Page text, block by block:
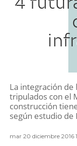
La integración de
tripulados con el
construcción
según estudio de
mar 20 diciembre 2016